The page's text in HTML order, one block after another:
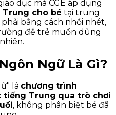
dục mà CGE áp dụng
cho bé tại trung
bằng cách nhồi nhét,
để trẻ muốn dùng
Ngữ Là Gì?
là chương trình
tiếng Trung qua trò chơi
, không phân biệt bé đã